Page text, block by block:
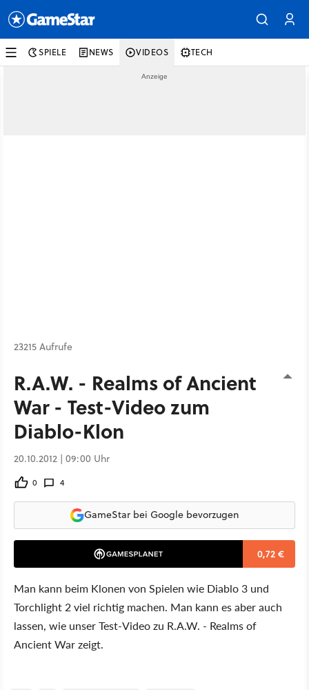
SPIELE NEWS VIDEOS TECH
23215 Aufrufe
R.A.W. - Realms of Ancient
War - Test-Video zum
Diablo-Klon
20.10.2012 | 09:00 Uhr
0 4
GameStar bei Google bevorzugen
0,72 €
Man kann beim Klonen von Spielen wie Diablo 3 und
Torchlight 2 viel richtig machen. Man kann es aber auch
lassen, wie unser Test-Video zu R.A.W. - Realms of
Ancient War zeigt.